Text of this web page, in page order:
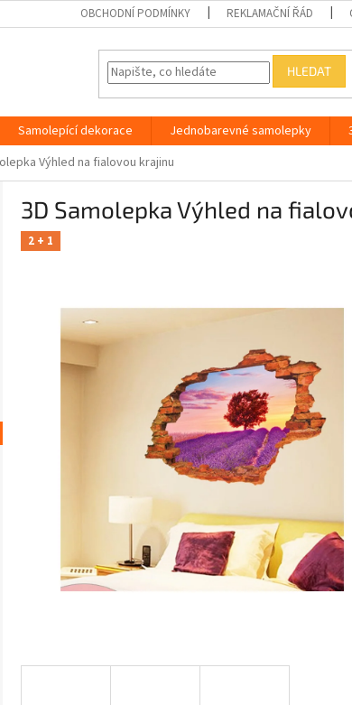
OBCHODNÍ PODMÍNKY REKLAMAČNÍ ŘÁD
HLEDAT
Samolepící dekorace Jednobarevné samolepky
Výhled na fialovou krajinu
3D Samolepka Výhled na
2 + 1